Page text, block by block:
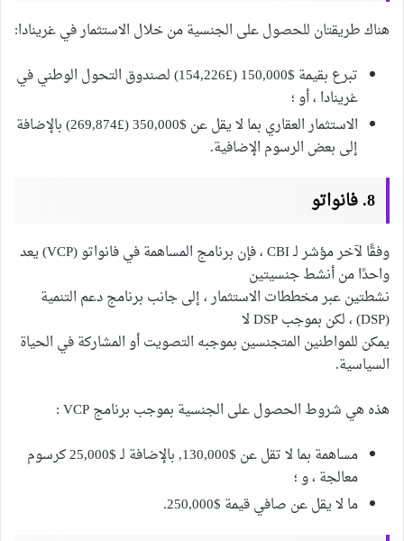
هناك طريقتان للحصول على الجنسية من خلال الاستثمار في غرينادا:
تبرع بقيمة $150,000 (£154,226) لصندوق التحول الوطني في
غرينادا ، أو ؛
الاستثمار العقاري بما لا يقل عن $350,000 (£269,874) بالإضافة
إلى بعض الرسوم الإضافية.
8. فانواتو
وفقًا لآخر مؤشر لـ CBI ، فإن برنامج المساهمة في فانواتو (VCP) يعد
واحدًا من أنشط جنسيتين
نشطتين عبر مخططات الاستثمار ، إلى جانب برنامج دعم التنمية
(DSP) ، لكن بموجب DSP لا
يمكن للمواطنين المتجنسين بموجبه التصويت أو المشاركة في الحياة
السياسية.
هذه هي شروط الحصول على الجنسية بموجب برنامج VCP :
مساهمة بما لا تقل عن $130,000, بالإضافة لـ $25,000 كرسوم
معالجة ، و ؛
ما لا يقل عن صافي قيمة $250,000.